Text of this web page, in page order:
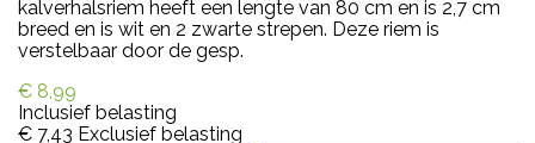
kalverhalsriem heeft een lengte van 80 cm en is 2,7 cm
breed en is wit en 2 zwarte strepen. Deze riem is
verstelbaar door de gesp.
€ 8,99
Inclusief belasting
€ 7,43 Exclusief belasting